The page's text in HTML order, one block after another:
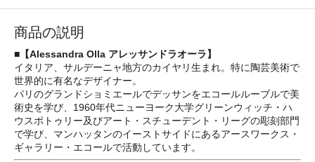
商品の説明
■【Alessandra Olla アレッサンドラオーラ】
イタリア、サルデーニャ地方のカイヤリ生まれ。特に陶芸美術で
世界的に有名なデザイナー。
パリのグランドショミエールでデッサンをエコールルーブルで美
術史を学び、1960年代ニューヨーク大学グリーンウィッチ・ハ
ウスポトゥリー及びアート・スチューデント・リーグの彫刻部門
で学び、マンハッタンのイーストサイドにあるアースワークス・
ギャラリー・エコールで活動しています。